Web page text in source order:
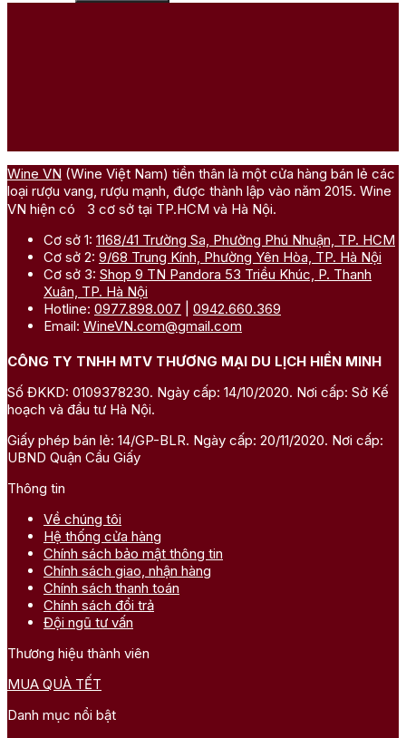
Wine VN (Wine Việt Nam) tiền thân là một cửa hàng bán lẻ các
loại rượu vang, rượu mạnh, được thành lập vào năm 2015. Wine
VN hiện có 3 cơ sở tại TP.HCM và Hà Nội.
Cơ sở 1: 1168/41 Trường Sa, Phường Phú Nhuận, TP. HCM
Cơ sở 2: 9/68 Trung Kính, Phường Yên Hòa, TP. Hà Nội
Cơ sở 3: Shop 9 TN Pandora 53 Triều Khúc, P. Thanh
Xuân, TP. Hà Nội
Hotline: 0977.898.007
0942.660.369
Email: WineVN.com@gmail.com
CÔNG TY TNHH MTV THƯƠNG MẠI DU LỊCH HIỀN MINH
Số ĐKKD: 0109378230. Ngày cấp: 14/10/2020. Nơi cấp: Sở Kế
hoạch và đầu tư Hà Nội.
Giấy phép bán lẻ: 14/GP-BLR. Ngày cấp: 20/11/2020. Nơi cấp:
UBND Quận Cầu Giấy
Thông tin
Về chúng tôi
Hệ thống cửa hàng
Chính sách bảo mật thông tin
Chính sách giao, nhận hàng
Chính sách thanh toán
Chính sách đổi trả
Đội ngũ tư vấn
Thương hiệu thành viên
MUA QUÀ TẾT
Danh mục nổi bật